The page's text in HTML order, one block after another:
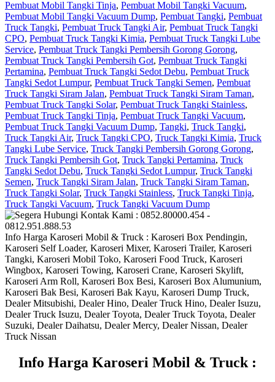
Pembuat Mobil Tangki Tinja, Pembuat Mobil Tangki Vacuum,
Pembuat Mobil Tangki Vacuum Dump, Pembuat Tangki, Pembuat
Truck Tangki, Pembuat Truck Tangki Air, Pembuat Truck Tangki
CPO, Pembuat Truck Tangki Kimia, Pembuat Truck Tangki Lube
Service, Pembuat Truck Tangki Pembersih Gorong Gorong,
Pembuat Truck Tangki Pembersih Got, Pembuat Truck Tangki
Pertamina, Pembuat Truck Tangki Sedot Debu, Pembuat Truck
Tangki Sedot Lumpur, Pembuat Truck Tangki Semen, Pembuat
Truck Tangki Siram Jalan, Pembuat Truck Tangki Siram Taman,
Pembuat Truck Tangki Solar, Pembuat Truck Tangki Stainless,
Pembuat Truck Tangki Tinja, Pembuat Truck Tangki Vacuum,
Pembuat Truck Tangki Vacuum Dump, Tangki, Truck Tangki,
Truck Tangki Air, Truck Tangki CPO, Truck Tangki Kimia, Truck
Tangki Lube Service, Truck Tangki Pembersih Gorong Gorong,
Truck Tangki Pembersih Got, Truck Tangki Pertamina, Truck
Tangki Sedot Debu, Truck Tangki Sedot Lumpur, Truck Tangki
Semen, Truck Tangki Siram Jalan, Truck Tangki Siram Taman,
Truck Tangki Solar, Truck Tangki Stainless, Truck Tangki Tinja,
Truck Tangki Vacuum, Truck Tangki Vacuum Dump
Info Harga Karoseri Mobil & Truck : Karoseri Box Pendingin,
Karoseri Self Loader, Karoseri Mixer, Karoseri Trailer, Karoseri
Tangki, Karoseri Mobil Toko, Karoseri Food Truck, Karoseri
Wingbox, Karoseri Towing, Karoseri Crane, Karoseri Skylift,
Karoseri Arm Roll, Karoseri Box Besi, Karoseri Box Alumunium,
Karoseri Bak Besi, Karoseri Bak Kayu, Karoseri Dump Truck,
Dealer Mitsubishi, Dealer Hino, Dealer Truck Hino, Dealer Isuzu,
Dealer Truck Isuzu, Dealer Toyota, Dealer Truck Toyota, Dealer
Suzuki, Dealer Daihatsu, Dealer Mercy, Dealer Nissan, Dealer
Truck Nissan
Info Harga Karoseri Mobil & Truck :